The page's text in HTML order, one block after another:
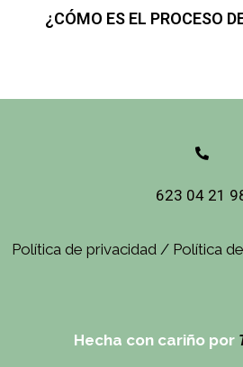
¿CÓMO ES EL PROCESO
623 04 21
Política de privacidad/ Política
Hecha con cariño por